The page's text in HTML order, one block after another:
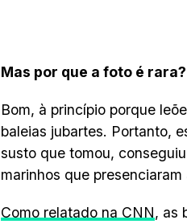
Mas por que a foto é rara?
Bom, à princípio porque
baleias jubartes. Portanto,
susto que tomou,
marinhos que
Como relatado na CNN, as